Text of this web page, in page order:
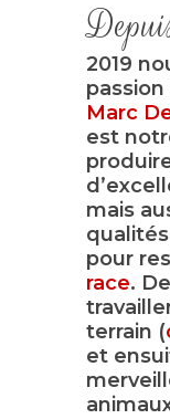
2019
Marc
est
mais
pour
race.
terrain (
et